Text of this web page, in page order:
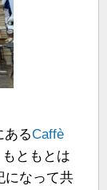
あるCaffè
ともとは
になって共